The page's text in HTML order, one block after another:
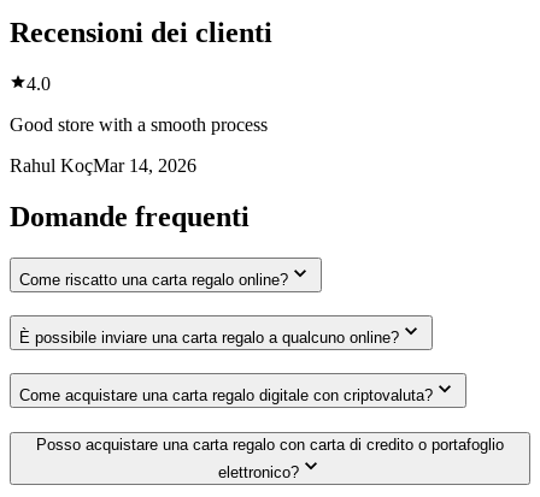
Recensioni dei clienti
4.0
Good store with a smooth process
Rahul KoçMar 14, 2026
Domande frequenti
Come riscatto una carta regalo online?
È possibile inviare una carta regalo a qualcuno online?
Come acquistare una carta regalo digitale con criptovaluta?
Posso acquistare una carta regalo con carta di credito o portafoglio
elettronico?